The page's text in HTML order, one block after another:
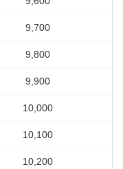
9,700
9,800
9,900
10,000
10,100
10,200